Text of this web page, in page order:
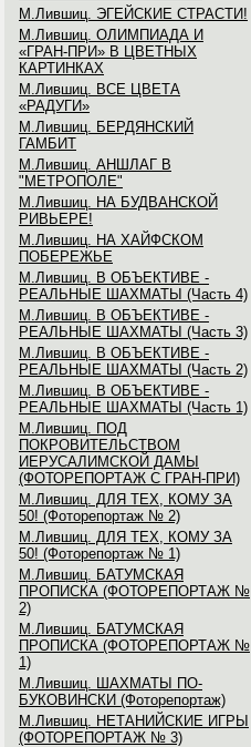
М.Лившиц. ЭГЕЙСКИЕ СТРАСТИ!
М.Лившиц. ОЛИМПИАДА И
«ГРАН-ПРИ» В ЦВЕТНЫХ
КАРТИНКАХ
М.Лившиц. ВСЕ ЦВЕТА
«РАДУГИ»
М.Лившиц. БЕРДЯНСКИЙ
ГАМБИТ
М.Лившиц. АНШЛАГ В
"МЕТРОПОЛЕ"
М.Лившиц. НА БУДВАНСКОЙ
РИВЬЕРЕ!
М.Лившиц. НА ХАЙФСКОМ
ПОБЕРЕЖЬЕ
М.Лившиц. В ОБЪЕКТИВЕ -
РЕАЛЬНЫЕ ШАХМАТЫ (Часть 4)
М.Лившиц. В ОБЪЕКТИВЕ -
РЕАЛЬНЫЕ ШАХМАТЫ (Часть 3)
М.Лившиц. В ОБЪЕКТИВЕ -
РЕАЛЬНЫЕ ШАХМАТЫ (Часть 2)
М.Лившиц. В ОБЪЕКТИВЕ -
РЕАЛЬНЫЕ ШАХМАТЫ (Часть 1)
М.Лившиц. ПОД
ПОКРОВИТЕЛЬСТВОМ
ИЕРУСАЛИМСКОЙ ДАМЫ
(ФОТОРЕПОРТАЖ С ГРАН-ПРИ)
М.Лившиц. ДЛЯ ТЕХ, КОМУ ЗА
50! (Фоторепортаж № 2)
М.Лившиц. ДЛЯ ТЕХ, КОМУ ЗА
50! (Фоторепортаж № 1)
М.Лившиц. БАТУМСКАЯ
ПРОПИСКА (ФОТОРЕПОРТАЖ №
2)
М.Лившиц. БАТУМСКАЯ
ПРОПИСКА (ФОТОРЕПОРТАЖ №
1)
М.Лившиц. ШАХМАТЫ ПО-
БУКОВИНСКИ (Фоторепортаж)
М.Лившиц. НЕТАНИЙСКИЕ ИГРЫ
(ФОТОРЕПОРТАЖ № 3)